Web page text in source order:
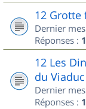
12 Grotte
Dernier
Réponses : 1
12 Les
du
Dernier
Réponses : 1